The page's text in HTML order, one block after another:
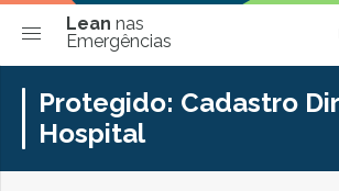
Lean nas
Emergências
Protegido: Cadastro
Hospital